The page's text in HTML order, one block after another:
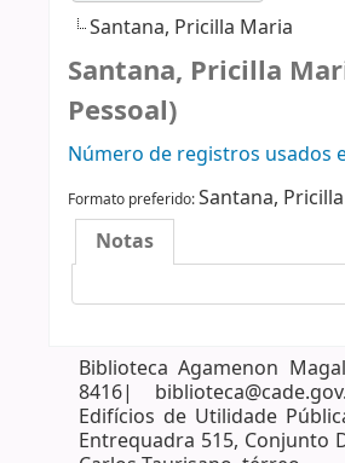
Santana, Pricilla Maria
Santana, Pricilla
Pessoal)
Número de registros usados
Formato preferido:Santana,
Notas
Biblioteca Agamenon
8416|
Edifícios de Utilidade
Entrequadra 515, Conjunto